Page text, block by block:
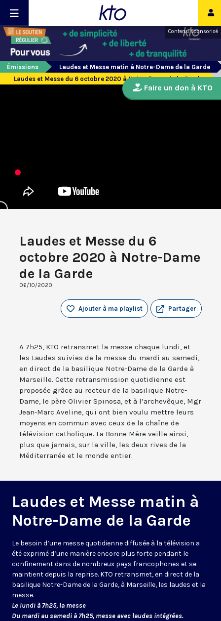
Contenu sponsorisé
Émissions
Laudes et Messe matin à Notre-Dame de la Garde
Laudes et Messe du 6 octobre 2020 à Notre-Dame de la Garde
Laudes et Messe du 6
octobre 2020 à Notre-Dame
de la Garde
06/10/2020
Partager
Ajouter à ma playlist
A 7h25, KTO retransmet la messe chaque lundi, et
les Laudes suivies de la messe du mardi au samedi,
en direct de la basilique Notre-Dame de la Garde à
Marseille. Cette retransmission quotidienne est
proposée grâce au recteur de la basilique Notre-
Dame, le père Olivier Spinosa, et à l’archevêque, Mgr
Jean-Marc Aveline, qui ont bien voulu mettre leurs
moyens en commun avec ceux de la chaîne de
télévision catholique. La Bonne Mère veille ainsi,
plus que jamais, sur la ville, les deux rives de la
Méditerranée et le monde entier.
Laudes et Messe matin à
Notre-Dame de la Garde
Le besoin d’une messe quotidienne diffusée à la télévision a
été exprimé d’une manière encore plus forte pendant le
confinement dans de nombreux pays francophones et se
maintient depuis la reprise. KTO retransmet, en direct de la
basilique Notre-Dame de la Garde, à Marseille, les laudes et la
messe.
Le lundi à 7h25, la messe
Du mardi au samedi à 7h25, messe avec laudes intégrées.
Faire un don à KTO